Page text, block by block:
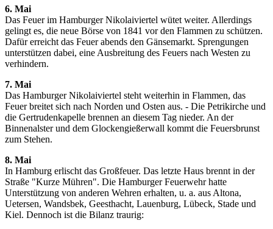
6. Mai
Das Feuer im Hamburger Nikolaiviertel wütet weiter. Allerdings
gelingt es, die neue Börse von 1841 vor den Flammen zu schützen.
Dafür erreicht das Feuer abends den Gänsemarkt. Sprengungen
unterstützen dabei, eine Ausbreitung des Feuers nach Westen zu
verhindern.
7. Mai
Das Hamburger Nikolaiviertel steht weiterhin in Flammen, das
Feuer breitet sich nach Norden und Osten aus. - Die Petrikirche und
die Gertrudenkapelle brennen an diesem Tag nieder. An der
Binnenalster und dem Glockengießerwall kommt die Feuersbrunst
zum Stehen.
8. Mai
In Hamburg erlischt das Großfeuer. Das letzte Haus brennt in der
Straße "Kurze Mühren". Die Hamburger Feuerwehr hatte
Unterstützung von anderen Wehren erhalten, u. a. aus Altona,
Uetersen, Wandsbek, Geesthacht, Lauenburg, Lübeck, Stade und
Kiel. Dennoch ist die Bilanz traurig: